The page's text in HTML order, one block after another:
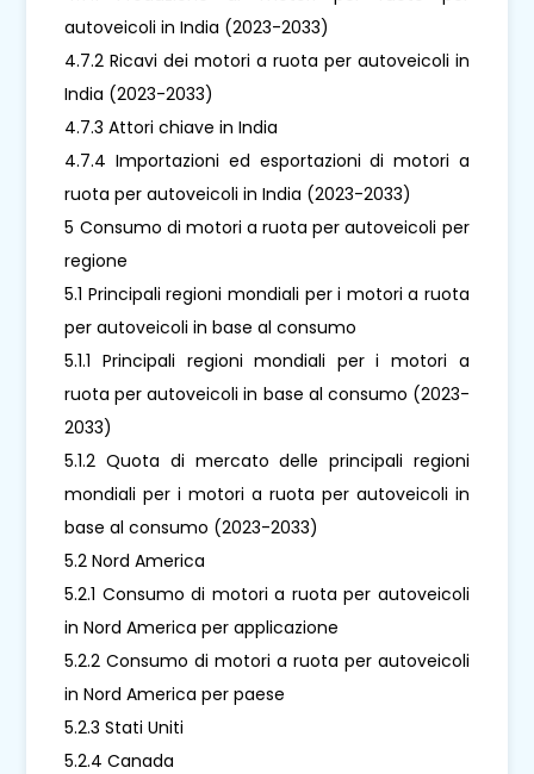
autoveicoli in India (2023-2033)
4.7.2 Ricavi dei motori a ruota per autoveicoli in
India (2023-2033)
4.7.3 Attori chiave in India
4.7.4 Importazioni ed esportazioni di motori a
ruota per autoveicoli in India (2023-2033)
5 Consumo di motori a ruota per autoveicoli per
regione
5.1 Principali regioni mondiali per i motori a ruota
per autoveicoli in base al consumo
5.1.1 Principali regioni mondiali per i motori a
ruota per autoveicoli in base al consumo (2023-
2033)
5.1.2 Quota di mercato delle principali regioni
mondiali per i motori a ruota per autoveicoli in
base al consumo (2023-2033)
5.2 Nord America
5.2.1 Consumo di motori a ruota per autoveicoli
in Nord America per applicazione
5.2.2 Consumo di motori a ruota per autoveicoli
in Nord America per paese
5.2.3 Stati Uniti
5.2.4 Canada